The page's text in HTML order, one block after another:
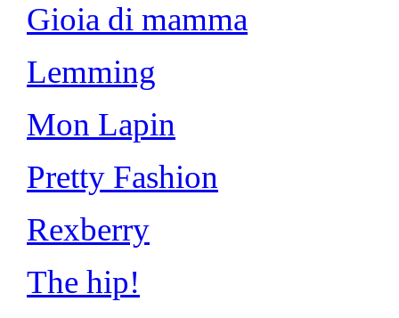
Gioia di mamma
Lemming
Mon Lapin
Pretty Fashion
Rexberry
The hip!